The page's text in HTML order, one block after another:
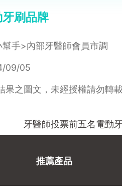
刷品牌
手>內部牙醫師會員市調
09/05
之圖文，未經授權請勿轉載
牙醫師投票前五名電動
推薦產品